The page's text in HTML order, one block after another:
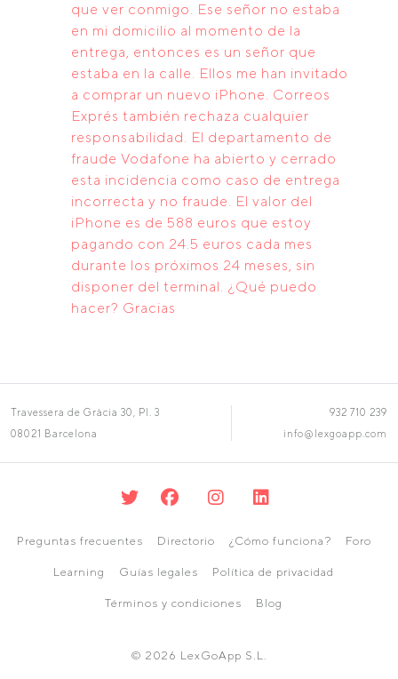
que ver conmigo. Ese señor no estaba
en mi domicilio al momento de la
entrega, entonces es un señor que
estaba en la calle. Ellos me han invitado
a comprar un nuevo iPhone. Correos
Exprés también rechaza cualquier
responsabilidad. El departamento de
fraude Vodafone ha abierto y cerrado
esta incidencia como caso de entrega
incorrecta y no fraude. El valor del
iPhone es de 588 euros que estoy
pagando con 24.5 euros cada mes
durante los próximos 24 meses, sin
disponer del terminal. ¿Qué puedo
hacer? Gracias
Travessera de Gràcia 30, Pl. 3
08021 Barcelona
932 710 239
info@lexgoapp.com
Preguntas frecuentes Directorio ¿Cómo funciona? Foro
Learning Guías legales Política de privacidad
Términos y condiciones Blog
© 2026 LexGoApp S.L.